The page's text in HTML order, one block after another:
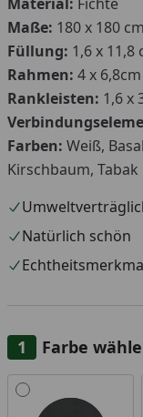
Maße: 180 x 180 cm
Füllung: 1,6 x 11,8
Rahmen: 4 x 6,8cm
Rankleisten: 1,6 x
Farben: Weiß,
Kirschbaum, Tabak
Natürlich schön
Farbe
Alle anzeigen (7)